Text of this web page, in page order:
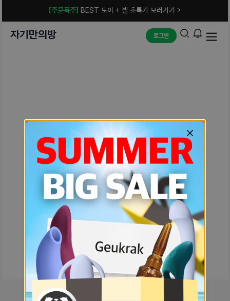
[주문폭주] BEST 토이 + 젤 초특가 보러가기 >
자기만의방 로그인
예상치 못한 에러입니다.